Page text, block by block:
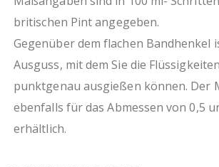
britischen Pint angegeben.
Gegenüber dem flachen Bandhenkel
Ausguss, mit dem Sie die
punktgenau ausgießen können. Der
ebenfalls für das Abmessen von 0,5
erhältlich.